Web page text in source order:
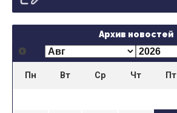
Архив новостей
Пн Вт Ср Чт Пт